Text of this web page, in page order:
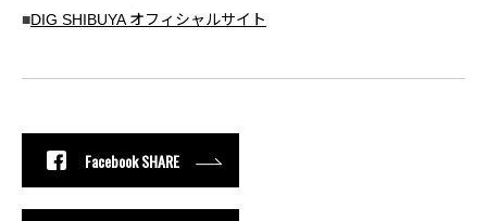
■DIG SHIBUYA オフィシャルサイト
Facebook SHARE